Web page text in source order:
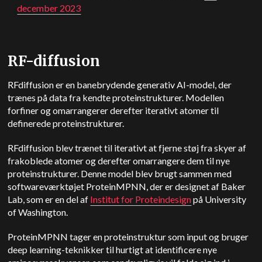
december 2023
RF-diffusion
RFdiffusion er en banebrydende generativ AI-model, der
trænes på data fra kendte proteinstrukturer. Modellen
forfiner og omarrangerer derefter iterativt atomer til
definerede proteinstrukturer.
RFdiffusion blev trænet til iterativt at fjerne støj fra skyer af
frakoblede atomer og derefter omarrangere dem til nye
proteinstrukturer. Denne model blev brugt sammen med
softwareværktøjet ProteinMPNN, der er designet af Baker
Lab, som er en del af Institut for Proteindesignpå University
of Washington.
ProteinMPNN tager en proteinstruktur som input og bruger
deep learning-teknikker til hurtigt at identificere nye